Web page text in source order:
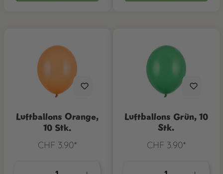
Luftballons Orange,
10 Stk.
CHF 3.90*
Luftballons Grün, 10
Stk.
CHF 3.90*